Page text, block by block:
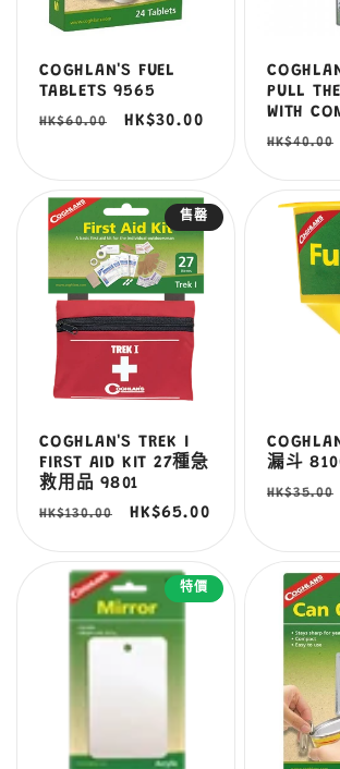
COGHLAN'S FUEL
TABLETS 9565
定
HK$60.00
售
HK$30.00
PULL
WITH
定
HK$40.00
售罄
COGHLAN'S TREK I
FIRST AID KIT 27種急
救用品 9801
定
HK$130.00
售
HK$65.00
漏斗
定
HK$35.00
特價